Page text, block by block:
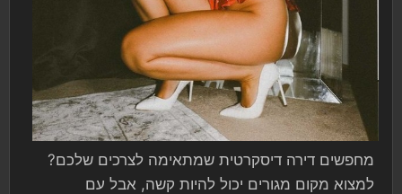
מחפשים דירה דיסקרטית שמתאימה לצרכים שלכם?
למצוא מקום מגורים יכול להיות קשה, אבל עם